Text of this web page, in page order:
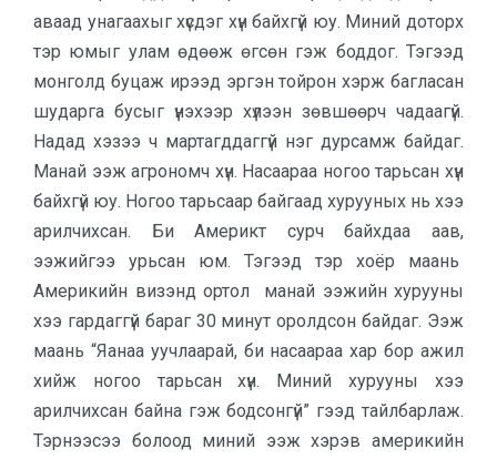
аваад унагаахыг хүсдэг хүн байхгүй юу. Миний доторх
тэр юмыг улам өдөөж өгсөн гэж боддог. Тэгээд
монголд буцаж ирээд эргэн тойрон хэрж багласан
шударга бусыг үнэхээр хүлээн зөвшөөрч чадаагүй.
Надад хэзээ ч мартагддаггүй нэг дурсамж байдаг.
Манай ээж агрономч хүн. Насаараа ногоо тарьсан хүн
байхгүй юу. Ногоо тарьсаар байгаад хурууных нь хээ
арилчихсан. Би Америкт сурч байхдаа аав,
ээжийгээ урьсан юм. Тэгээд тэр хоёр маань
Америкийн визэнд ортол манай ээжийн хурууны
хээ гардаггүй бараг 30 минут оролдсон байдаг. Ээж
маань “Яанаа уучлаарай, би насаараа хар бор ажил
хийж ногоо тарьсан хүн. Миний хурууны хээ
арилчихсан байна гэж бодсонгүй” гээд тайлбарлаж.
Тэрнээсээ болоод миний ээж хэрэв америкийн